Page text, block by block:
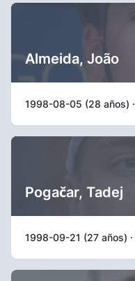
Almeida, João
1998-08-05 (28 años) ·
Pogačar, Tadej
1998-09-21 (27 años) ·